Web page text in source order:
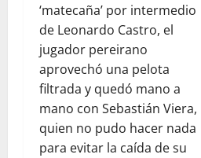
‘matecaña’ por intermedio
de Leonardo Castro, el
jugador pereirano
aprovechó una pelota
filtrada y quedó mano a
mano con Sebastián Viera,
quien no pudo hacer nada
para evitar la caída de su